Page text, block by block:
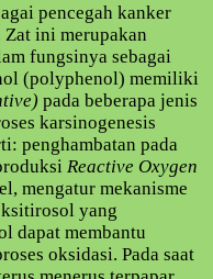
pencegah kanker
Zat ini merupakan
fungsinya sebagai
(polyphenol) memiliki
pada beberapa jenis
karsinogenesis
penghambatan pada
Reactive Oxygen
mengatur mekanisme
yang
dapat membantu
oksidasi. Pada saat